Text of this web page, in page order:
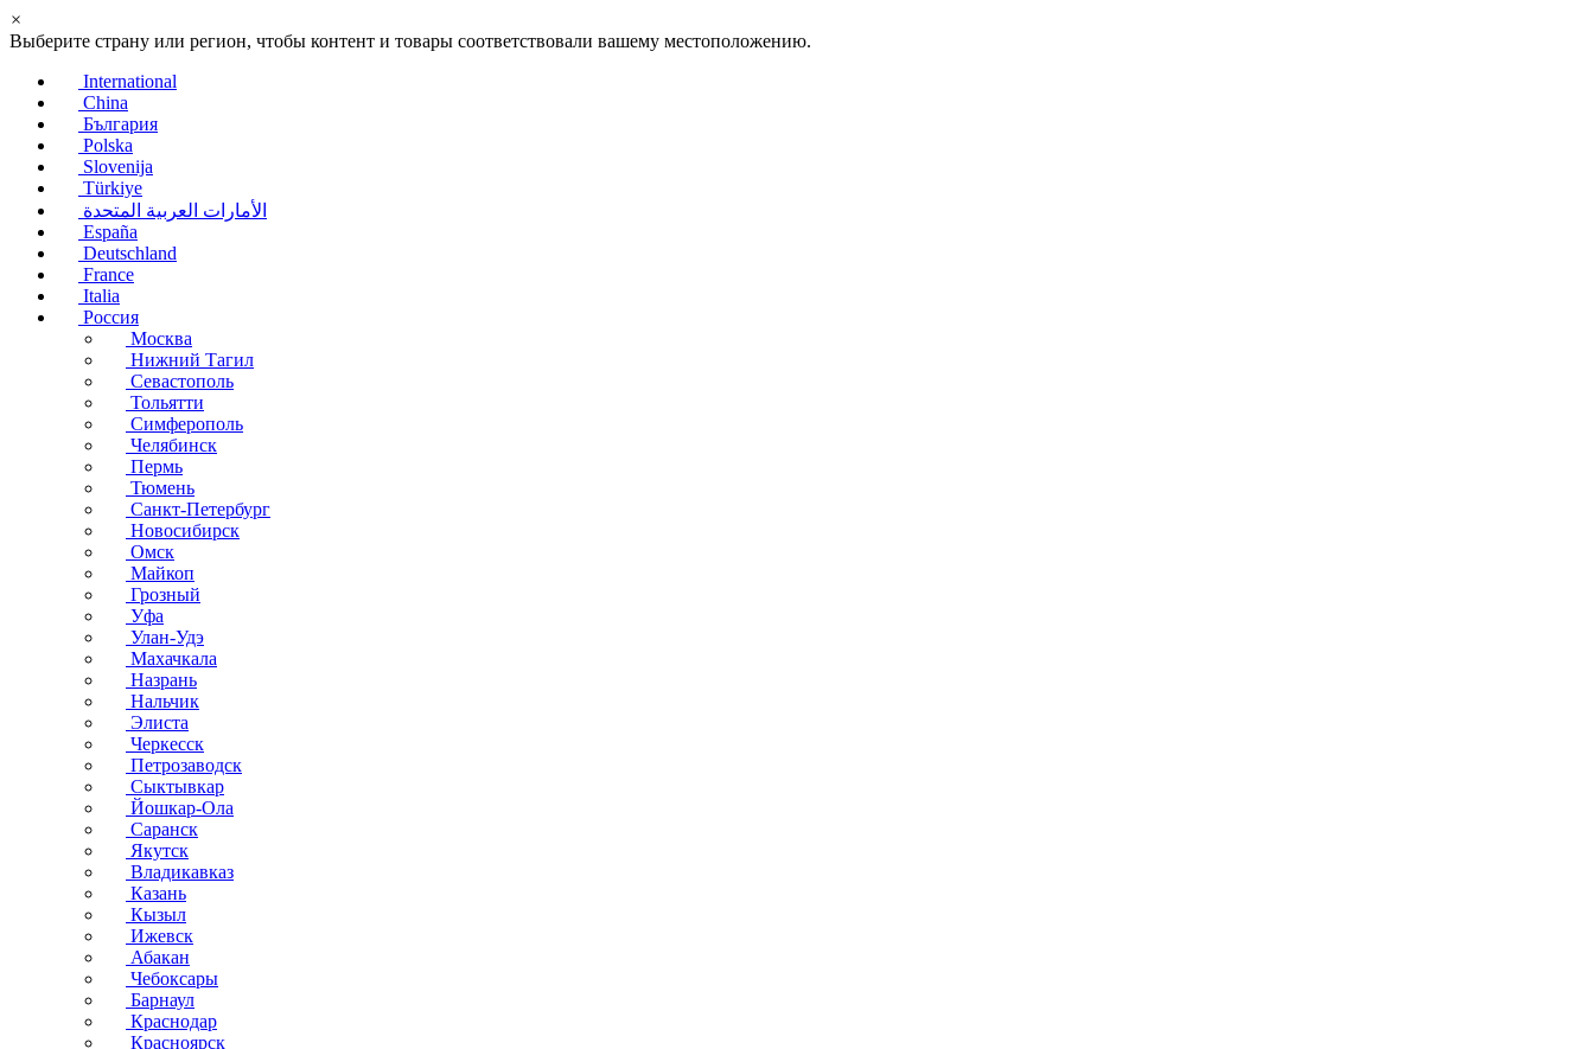
×
Выберите страну или регион, чтобы контент и товары соответствовали вашему местоположению.
International
China
България
Polska
Slovenija
Türkiye
الأمارات العربية المتحدة
España
Deutschland
France
Italia
Россия
Москва
Нижний Тагил
Севастополь
Тольятти
Симферополь
Челябинск
Пермь
Тюмень
Санкт-Петербург
Новосибирск
Омск
Майкоп
Грозный
Уфа
Улан-Удэ
Махачкала
Назрань
Нальчик
Элиста
Черкесск
Петрозаводск
Сыктывкар
Йошкар-Ола
Саранск
Якутск
Владикавказ
Казань
Кызыл
Ижевск
Абакан
Чебоксары
Барнаул
Краснодар
Красноярск